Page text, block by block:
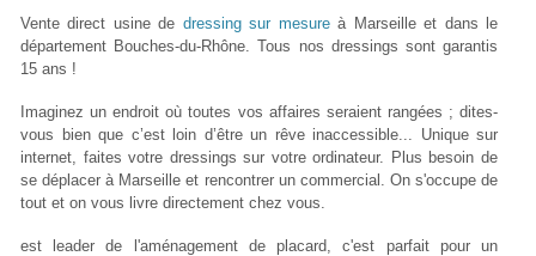
Vente direct usine de dressing sur mesureà Marseille et dans le
département Bouches-du-Rhône. Tous nos dressings sont garantis
15 ans !
Imaginez un endroit où toutes vos affaires seraient rangées ; dites‐
vous bien que c’est loin d’être un rêve inaccessible... Unique sur
internet, faites votre dressings sur votre ordinateur. Plus besoin de
se déplacer à Marseille et rencontrer un commercial. On s'occupe de
tout et on vous livre directement chez vous.
est leader de l'aménagement de placard, c'est parfait pour un